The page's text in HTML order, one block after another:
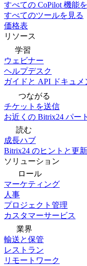
すべての CoPilot 機能
すべてのツールを見る
価格表
リソース
学習
ウェビナー
ヘルプデスク
ガイドと API ドキュメ
つながる
チケットを送信
お近くの Bitrix24 パー
読む
成長ハブ
Bitrix24 のヒントと更新
ソリューション
ロール
マーケティング
人事
プロジェクト管理
カスタマーサービス
業界
輸送と保管
レストラン
リモートワーク